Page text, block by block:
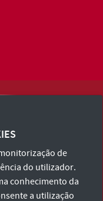
Policy
de
do utilizador.
conhecimento da
a utilização